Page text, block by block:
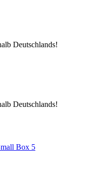
Deutschlands!
Deutschlands!
Box 5